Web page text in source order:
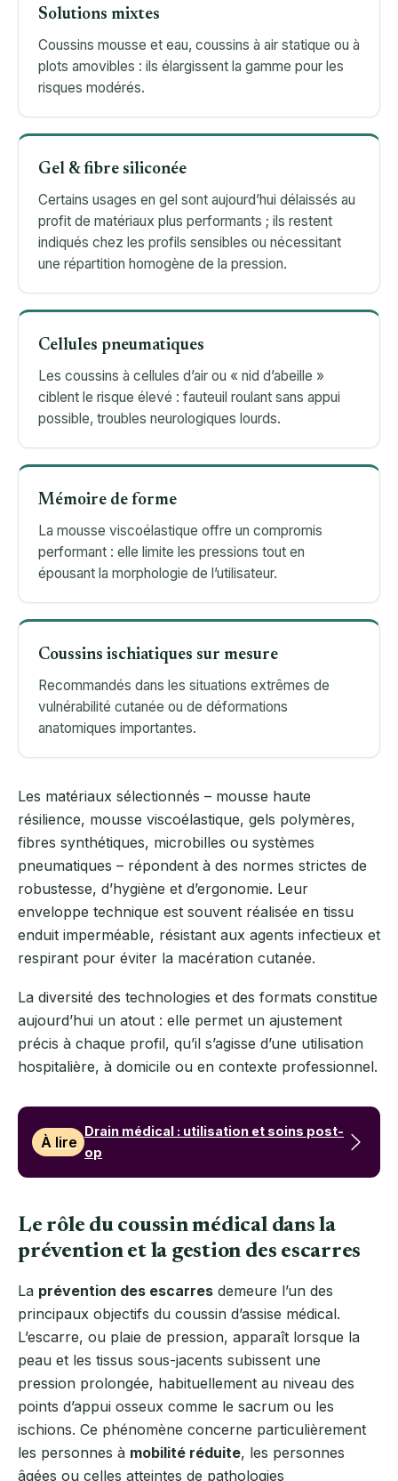
Solutions mixtes
Coussins mousse et eau, coussins à air statique ou à
plots amovibles : ils élargissent la gamme pour les
risques modérés.
Gel & fibre siliconée
Certains usages en gel sont aujourd’hui délaissés au
profit de matériaux plus performants ; ils restent
indiqués chez les profils sensibles ou nécessitant
une répartition homogène de la pression.
Cellules pneumatiques
Les coussins à cellules d’air ou « nid d’abeille »
ciblent le risque élevé : fauteuil roulant sans appui
possible, troubles neurologiques lourds.
Mémoire de forme
La mousse viscoélastique offre un compromis
performant : elle limite les pressions tout en
épousant la morphologie de l’utilisateur.
Coussins ischiatiques sur mesure
Recommandés dans les situations extrêmes de
vulnérabilité cutanée ou de déformations
anatomiques importantes.
Les matériaux sélectionnés – mousse haute
résilience, mousse viscoélastique, gels polymères,
fibres synthétiques, microbilles ou systèmes
pneumatiques – répondent à des normes strictes de
robustesse, d’hygiène et d’ergonomie. Leur
enveloppe technique est souvent réalisée en tissu
enduit imperméable, résistant aux agents infectieux et
respirant pour éviter la macération cutanée.
La diversité des technologies et des formats constitue
aujourd’hui un atout : elle permet un ajustement
précis à chaque profil, qu’il s’agisse d’une utilisation
hospitalière, à domicile ou en contexte professionnel.
À lire
Drain médical : utilisation et soins post-
op
Le rôle du coussin médical dans la
prévention et la gestion des escarres
La prévention des escarres demeure l’un des
principaux objectifs du coussin d’assise médical.
L’escarre, ou plaie de pression, apparaît lorsque la
peau et les tissus sous-jacents subissent une
pression prolongée, habituellement au niveau des
points d’appui osseux comme le sacrum ou les
ischions. Ce phénomène concerne particulièrement
les personnes à mobilité réduite, les personnes
âgées ou celles atteintes de pathologies